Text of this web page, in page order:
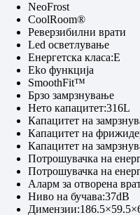
NeoFrost
CoolRoom®
Реверзибилни врати
Led осветлување
Енергетска класа:E
Eko функција
SmoothFit™
Брзо замрзнување
Нето капацитет:316L
Капацитет на
Капацитет на
Капацитет на
Потрошувачка на
Потрошувачка на
Аларм за отворена
Ниво на бучава:37dB